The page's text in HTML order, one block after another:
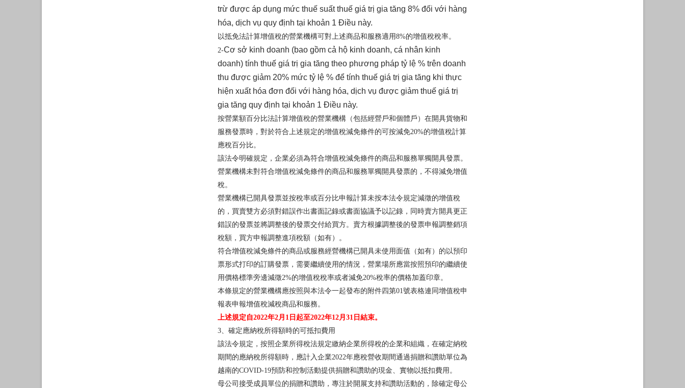
trừ được áp dụng mức thuế suất thuế giá trị gia tăng 8% đối với hàng
hóa, dịch vụ quy định tại khoản 1 Điều này.
以抵免法計算增值稅的營業機構可對上述商品和服務適用8%的增值稅稅率。
2-Cơ sở kinh doanh (bao gồm cả hộ kinh doanh, cá nhân kinh
doanh) tính thuế giá trị gia tăng theo phương pháp tỷ lệ % trên doanh
thu được giảm 20% mức tỷ lệ % để tính thuế giá trị gia tăng khi thực
hiện xuất hóa đơn đối với hàng hóa, dịch vụ được giảm thuế giá trị
gia tăng quy định tại khoản 1 Điều này.
按營業額百分比法計算增值稅的營業機構（包括經營戶和個體戶）在開具貨物和
服務發票時，對於符合上述規定的增值稅減免條件的可按減免20%的增值稅計算
應稅百分比。
該法令明確規定，企業必須為符合增值稅減免條件的商品和服務單獨開具發票。
營業機構未對符合增值稅減免條件的商品和服務單獨開具發票的，不得減免增值
稅。
營業機構已開具發票並按稅率或百分比申報計算未按本法令規定減徵的增值稅
的，買賣雙方必須對錯誤作出書面記錄或書面協議予以記錄，同時賣方開具更正
錯誤的發票並將調整後的發票交付給買方。賣方根據調整後的發票申報調整銷項
稅額，買方申報調整進項稅額（如有）。
符合增值稅減免條件的商品或服務經營機構已開具未使用面值（如有）的以預印
票形式打印的訂購發票，需要繼續使用的情況，營業場所應當按照預印的繼續使
用價格標準旁邊減徵2%的增值稅稅率或者減免20%稅率的價格加蓋印章。
本條規定的營業機構應按照與本法令一起發布的附件四第01號表格連同增值稅申
報表申報增值稅減稅商品和服務。
上述規定自2022年2月1日起至2022年12月31日結束。
3、確定應納稅所得額時的可抵扣費用
該法令規定，按照企業所得稅法規定繳納企業所得稅的企業和組織，在確定納稅
期間的應納稅所得額時，應計入企業2022年應稅營收期間通過捐贈和讚助單位為
越南的COVID-19預防和控制活動提供捐贈和讚助的現金、實物以抵扣費用。
母公司接受成員單位的捐贈和讚助，專注於開展支持和讚助活動的，除確定母公